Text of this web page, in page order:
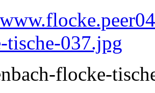
tische-037.jpg
flocke-